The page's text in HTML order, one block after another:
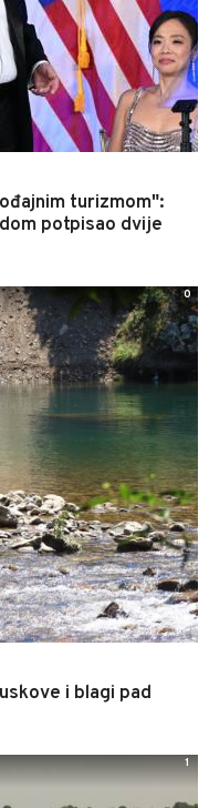
turizmom":
potpisao dvije
i blagi pad
0
1